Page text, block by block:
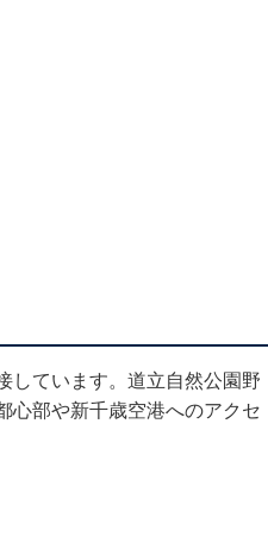
しています。道立自然公園野
心部や新千歳空港へのアクセ